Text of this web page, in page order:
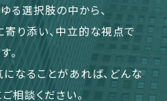
る選択肢の中から、
り添い、中立的な視点で
。
なることがあれば、どんな
相談ください。